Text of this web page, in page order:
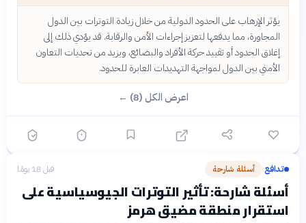
يؤثر الإرهاب على الحدود الدولية من خلال زيادة التوترات بين الدول
المجاورة، مما يدفعها لتعزيز إجراءات الأمن والرقابة. قد يؤدي ذلك إلى
إغلاق الحدود أو تقييد حركة الأفراد والبضائع، ويزيد من تحديات التعاون
الأمني بين الدول لمواجهة التهديدات العابرة للحدود.
اعرض الكل (8) ←
تدافع› أسئلة شارحة قبل 18 يومًا
أسئلة شارحة: تأثير التوترات الجيوسياسية على
استقرار منطقة مضيق هرمز